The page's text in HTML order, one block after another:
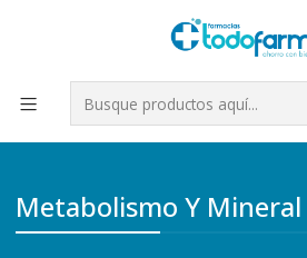
Tus compras tienen envío GRATIS por
para Chile | WhatsApp +56
Leer más
Inicio Medicamentos
Metabolismo Y Mineral